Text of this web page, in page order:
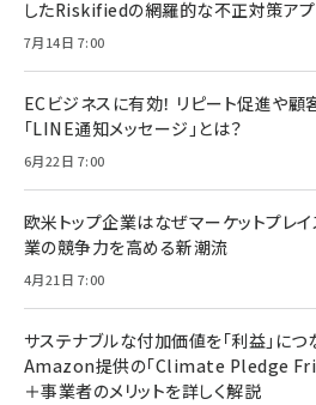
したRiskifiedの網羅的な不正対策ア
7月14日 7:00
ECビジネスに有効！ リピート促進や
「LINE通知メッセージ」とは？
6月22日 7:00
欧米トップ企業はなぜマーケットプレ
業の競争力を高める新潮流
4月21日 7:00
サステナブルな付加価値を「利益」に
Amazon提供の「Climate Pledge
＋事業者のメリットを詳しく解説